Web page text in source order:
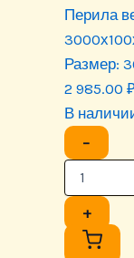
Перила
Размер:
2 985.00
В
−
+